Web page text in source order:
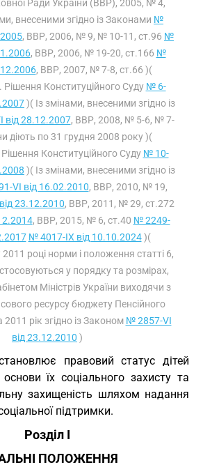
Ради України (ВВР), 2005, № 4,
внесеними згідно із Законами №
, ВВР, 2006, № 9, № 10-11, ст.96 №
, ВВР, 2006, № 19-20, ст.166 №
, ВВР, 2007, № 7-8, ст.66 )(
Конституційного Суду № 6-
)( Із змінами, внесеними згідно із
від 28.12.2007, ВВР, 2008, № 5-6, № 7-
діють по 31 грудня 2008 року )(
Конституційного Суду № 10-
)( Із змінами, внесеними згідно із
VI від 16.02.2010, ВВР, 2010, № 19,
23.12.2010, ВВР, 2011, № 29, ст.272
, ВВР, 2015, № 6, ст.40 № 2249-
№ 4017-IX від 10.10.2024)(
році норми і положення статті 6,
у порядку та розмірах,
Міністрів України виходячи з
ресурсу бюджету Пенсійного
рік згідно із Законом № 2857-VI
від 23.12.2010 )
правовий статус дітей
їх соціального захисту та
захищеність шляхом надання
підтримки.
Розділ I
ПОЛОЖЕННЯ